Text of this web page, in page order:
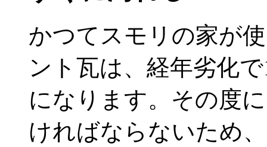
かつてスモリの家が
ント瓦は、経年劣化
になります。その度
ければならないため